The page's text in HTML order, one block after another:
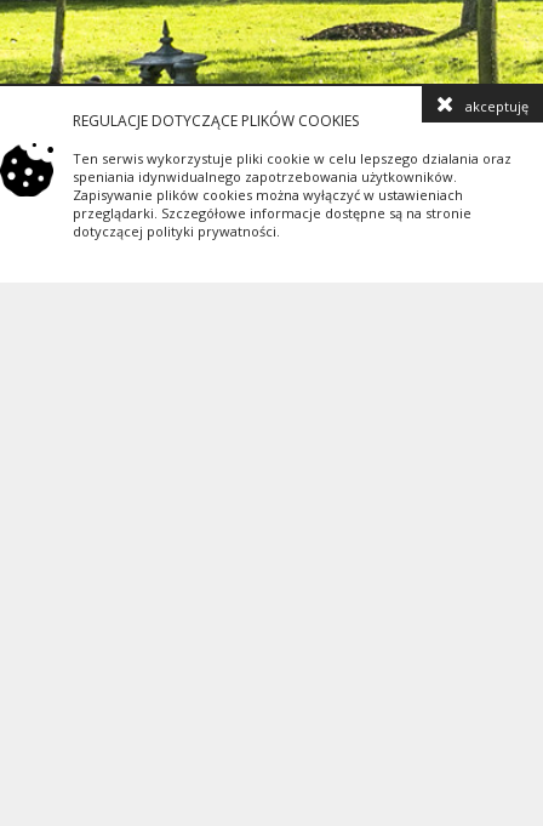
REGULACJE DOTYCZĄCE PLIKÓW COOKIES
Ten serwis wykorzystuje pliki cookie w celu lepszego dzialania oraz
speniania idynwidualnego zapotrzebowania użytkowników.
Zapisywanie plików cookies można wyłączyć w ustawieniach
przeglądarki. Szczegółowe informacje dostępne są na stronie
dotyczącej polityki prywatności.
akceptuję